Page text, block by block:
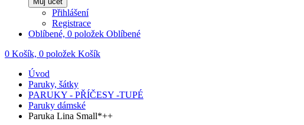
Přihlášení
Registrace
Oblíbené, 0 položek Oblíbené
0 Košík, 0 položek Košík
Úvod
Paruky, šátky
PARUKY - PŘÍČESY -TUPÉ
Paruky dámské
Paruka Lina Small*++